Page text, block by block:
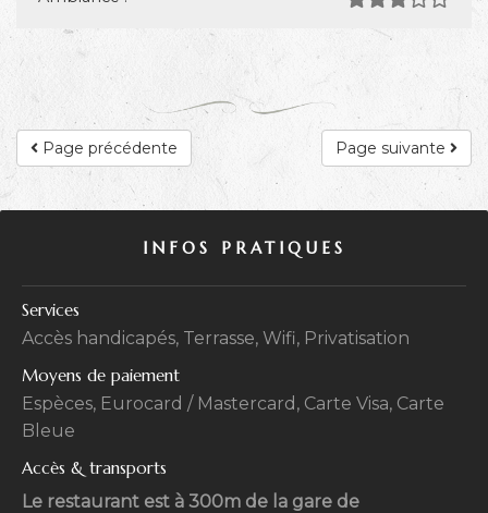
Page suivante
Page précédente
INFOS PRATIQUES
Services
Accès handicapés, Terrasse, Wifi, Privatisation
Moyens de paiement
Espèces, Eurocard / Mastercard, Carte Visa, Carte
Bleue
Accès & transports
Le restaurant est à 300m de la gare de